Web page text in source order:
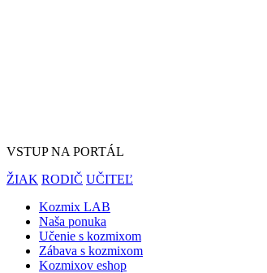
VSTUP NA PORTÁL
ŽIAK RODIČ UČITEĽ
Kozmix LAB
Naša ponuka
Učenie s kozmixom
Zábava s kozmixom
Kozmixov eshop